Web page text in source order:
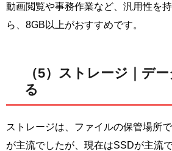
動画閲覧や事務作業など、汎用性を
ら、8GB以上がおすすめです。
（5）ストレージ｜デ
る
ストレージは、ファイルの保管場所
が主流でしたが、現在はSSDが主流で